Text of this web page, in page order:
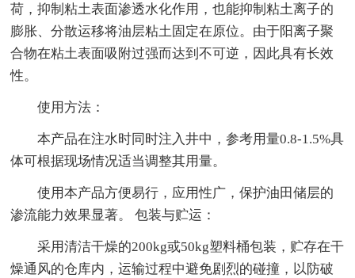
荷，抑制粘土表面渗透水化作用，也能抑制粘土离子的
膨胀、分散运移将油层粘土固定在原位。由于阳离子聚
合物在粘土表面吸附过强而达到不可逆，因此具有长效
性。
使用方法：
本产品在注水时同时注入井中，参考用量0.8-1.5%具
体可根据现场情况适当调整其用量。
使用本产品方便易行，应用性广，保护油田储层的
渗流能力效果显著。 包装与贮运：
采用清洁干燥的200kg或50kg塑料桶包装，贮存在干
燥通风的仓库内，运输过程中避免剧烈的碰撞，以防破